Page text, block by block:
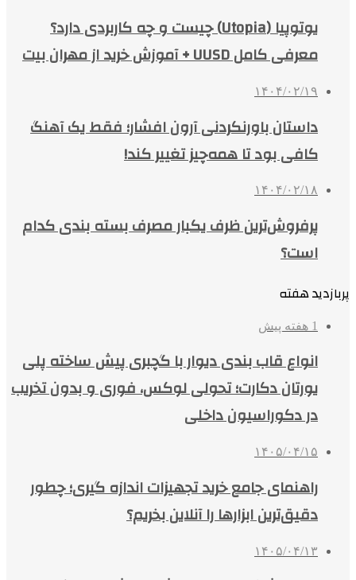
یوتوپیا (Utopia) چیست و چه کاربردی دارد؟
معرفی کامل UUSD + آموزش خرید از مهران بیت
۱۴۰۴/۰۲/۱۹
داستان باورنکردنی آرون افشار؛ فقط یک آهنگ
کافی بود تا همه‌چیز تغییر کند!
۱۴۰۴/۰۲/۱۸
پرفروش‌ترین ظرف یکبار مصرف بسته بندی کدام
است؟
پربازدید هفته
1 هفته پیش
انواع قاب بندی دیوار با گچبری پیش ساخته پلی
یورتان دکارت؛ تحولی لوکس، فوری و بدون تخریب
در دکوراسیون داخلی
۱۴۰۵/۰۴/۱۵
راهنمای جامع خرید تجهیزات اندازه گیری؛ چطور
دقیق‌ترین ابزارها را آنلاین بخریم؟
۱۴۰۵/۰۴/۱۳